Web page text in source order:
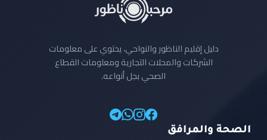
دليل إقليم الناظور والنواحي، يحتوي على معلومات
الشركات والمحلات التجارية ومعلومات القطاع
الصحي بجل أنواعه.
الصحة والمرافق